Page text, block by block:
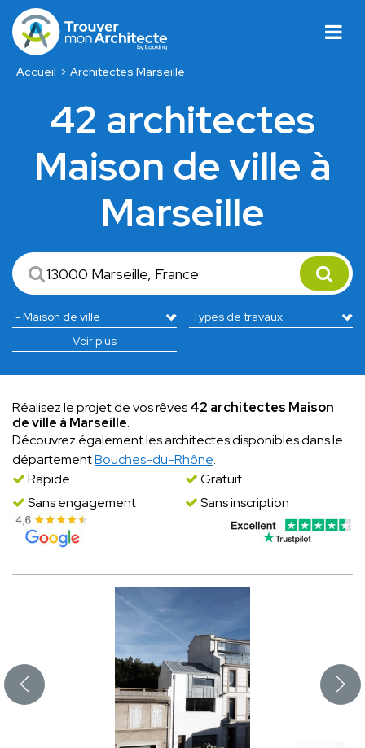
Accueil Architectes Marseille
42 architectes
Maison de ville à
Marseille
Voir plus
Réalisez le projet de vos rêves42 architectes Maison
de ville à Marseille.
Découvrez également les architectes disponibles dans le
départementBouches-du-Rhône.
Rapide
Gratuit
Sans engagement
Sans inscription